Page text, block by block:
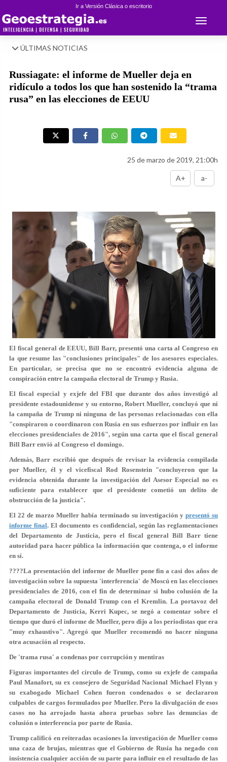
Ir a Versión Clásica o escritorio
Toggle
ÚLTIMAS NOTICIAS
Russiagate: el informe de Mueller deja en
ridículo a todos los que han sostenido la “trama
rusa” en las elecciones de EEUU
25 de marzo de 2019, 21:00h
A+ a-
El fiscal general de EEUU, Bill Barr, presentó una carta al Congreso en
la que resume las "conclusiones principales" de los asesores especiales.
En particular, se precisa que no se encontró evidencia alguna de
conspiración entre la campaña electoral de Trump y Rusia.
El fiscal especial y exjefe del FBI que durante dos años investigó al
presidente estadounidense y su entorno, Robert Mueller, concluyó que ni
la campaña de Trump ni ninguna de las personas relacionadas con ella
"conspiraron o coordinaron con Rusia en sus esfuerzos por influir en las
elecciones presidenciales de 2016", según una carta que el fiscal general
Bill Barr envió al Congreso el domingo.
Además, Barr escribió que después de revisar la evidencia compilada
por Mueller, él y el vicefiscal Rod Rosenstein "concluyeron que la
evidencia obtenida durante la investigación del Asesor Especial no es
suficiente para establecer que el presidente cometió un delito de
obstrucción de la justicia".
El 22 de marzo Mueller había terminado su investigación y presentó su
informe final. El documento es confidencial, según las reglamentaciones
del Departamento de Justicia, pero el fiscal general Bill Barr tiene
autoridad para hacer pública la información que contenga, o el informe
en sí.
????La presentación del informe de Mueller pone fin a casi dos años de
investigación sobre la supuesta 'interferencia' de Moscú en las elecciones
presidenciales de 2016, con el fin de determinar si hubo colusión de la
campaña electoral de Donald Trump con el Kremlin. La portavoz del
Departamento de Justicia, Kerri Kupec, se negó a comentar sobre el
tiempo que duró el informe de Mueller, pero dijo a los periodistas que era
"muy exhaustivo". Agregó que Mueller recomendó no hacer ninguna
otra acusación al respecto.
De 'trama rusa' a condenas por corrupción y mentiras
Figuras importantes del círculo de Trump, como su exjefe de campaña
Paul Manafort, su ex consejero de Seguridad Nacional Michael Flynn y
su exabogado Michael Cohen fueron condenados o se declararon
culpables de cargos formulados por Mueller. Pero la divulgación de esos
casos no ha arrojado hasta ahora pruebas sobre las denuncias de
colusión o interferencia por parte de Rusia.
Trump calificó en reiteradas ocasiones la investigación de Mueller como
una caza de brujas, mientras que el Gobierno de Rusia ha negado con
insistencia cualquier acción de su parte para influir en el resultado de las